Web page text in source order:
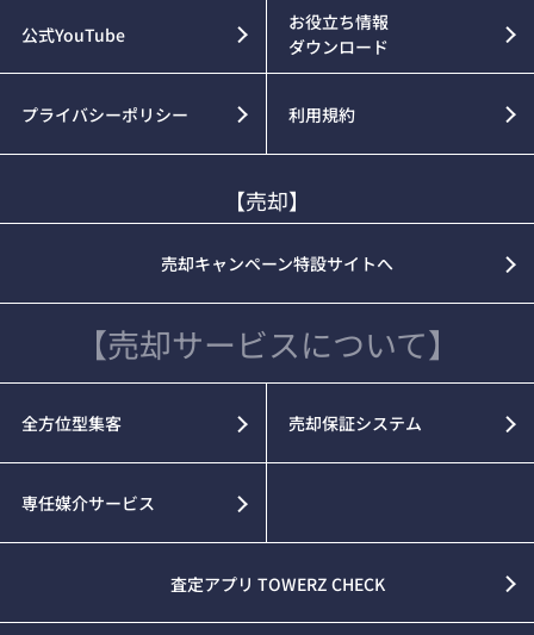
公式YouTube
お役立ち情報
ダウンロード
プライバシーポリシー 利用規約
【売却】
売却キャンペーン特設サイトへ
【売却サービスについて】
全方位型集客 売却保証システム
専任媒介サービス
査定アプリ TOWERZ CHECK